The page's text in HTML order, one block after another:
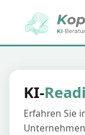
KI-
Erfahren Sie